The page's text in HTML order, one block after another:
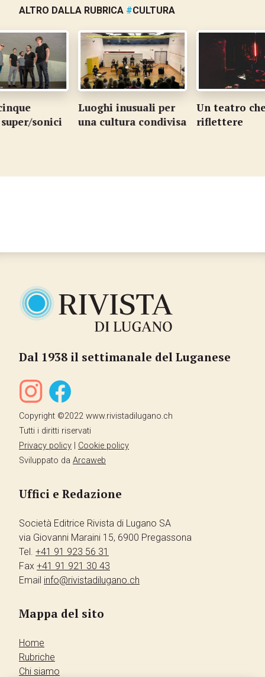
ALTRO DALLA RUBRICA #CULTURA
sonici
Luoghi inusuali per
una cultura condivisa
Un teatro
riflettere
Dal 1938 il settimanale del Luganese
Copyright ©2022 www.rivistadilugano.ch
Tutti i diritti riservati
Privacy policy
Cookie policy
Sviluppato da Arcaweb
Uffici e Redazione
Società Editrice Rivista di Lugano SA
via Giovanni Maraini 15, 6900 Pregassona
Tel. +41 91 923 56 31
Fax +41 91 921 30 43
Email info@rivistadilugano.ch
Mappa del sito
Home
Rubriche
Chi siamo